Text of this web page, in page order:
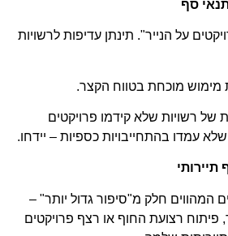
על הנייר". תינתן עדיפות לרשויות
מימוש מוכחת בטווח הקצר.
של רשויות שלא קידמו פרויקטים
עמדו בהתחייבויות כספיות – יידחו.
המהווים חלק מ"סיפור גדול יותר" –
פיתוח רצועת החוף או רצף פרויקטים